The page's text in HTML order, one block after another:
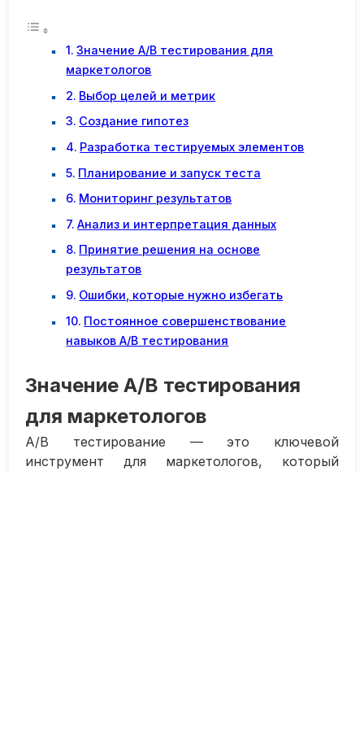
Значение A/B тестирования для
маркетологов
Выбор целей и метрик
Создание гипотез
Разработка тестируемых элементов
Планирование и запуск теста
Мониторинг результатов
Анализ и интерпретация данных
Принятие решения на основе
результатов
Ошибки, которые нужно избегать
Постоянное совершенствование
навыков A/B тестирования
Значение A/B тестирования
для маркетологов
A/B тестирование — это ключевой
инструмент для маркетологов, который